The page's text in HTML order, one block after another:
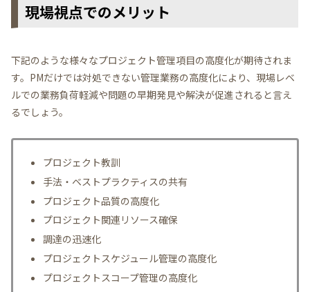
現場視点でのメリット
下記のような様々なプロジェクト管理項目の高度化が期待されま
す。PMだけでは対処できない管理業務の高度化により、現場レベ
ルでの業務負荷軽減や問題の早期発見や解決が促進されると言え
るでしょう。
プロジェクト教訓
手法・ベストプラクティスの共有
プロジェクト品質の高度化
プロジェクト関連リソース確保
調達の迅速化
プロジェクトスケジュール管理の高度化
プロジェクトスコープ管理の高度化